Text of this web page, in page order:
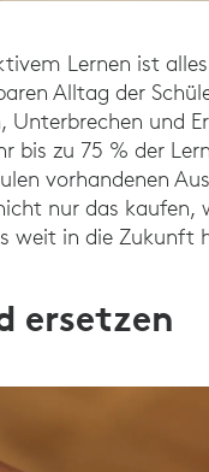
Lernen ist
Alltag der
Unterbrechen und
bis zu 75 % der
vorhandenen
nur das kaufen,
weit in die Zukunft
ersetzen